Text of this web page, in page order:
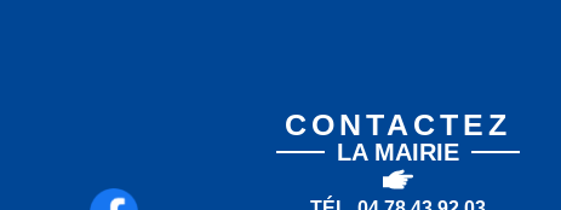
CONTACTEZ
LA MAIRIE